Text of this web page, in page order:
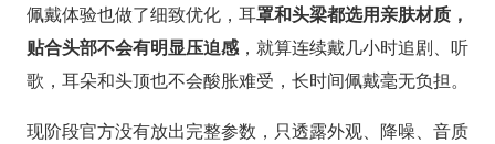
佩戴体验也做了细致优化，耳罩和头梁都选用亲肤材质，
贴合头部不会有明显压迫感，就算连续戴几小时追剧、听
歌，耳朵和头顶也不会酸胀难受，长时间佩戴毫无负担。
现阶段官方没有放出完整参数，只透露外观、降噪、音质